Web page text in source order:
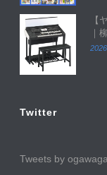
【
｜
Twitter
Tweets by